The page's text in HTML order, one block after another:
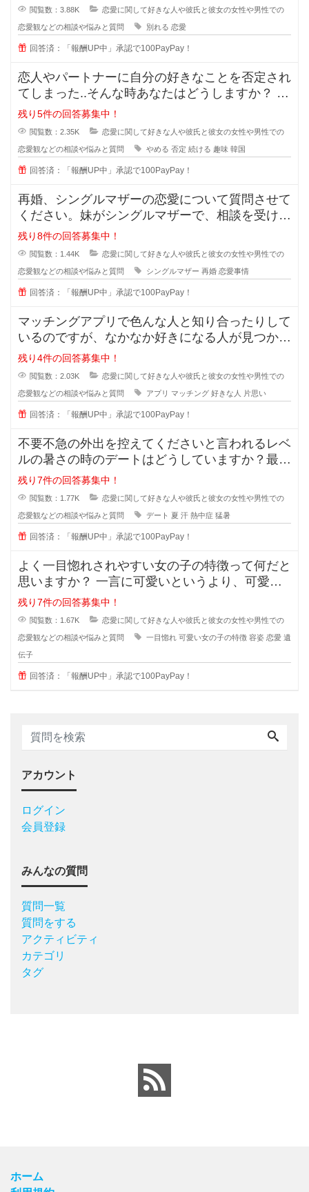
閲覧数：3.88K 恋愛に関して好きな人や彼氏と彼女の女性や男性での
恋愛観などの相談や悩みと質問 別れる 恋愛
回答済：「報酬UP中」承認で100PayPay！
恋人やパートナーに自分の好きなことを否定され
てしまった..そんな時あなたはどうしますか？ 私
は元々韓国が好きで、韓
残り5件の回答募集中！
閲覧数：2.35K 恋愛に関して好きな人や彼氏と彼女の女性や男性での
恋愛観などの相談や悩みと質問 やめる 否定 続ける 趣味 韓国
回答済：「報酬UP中」承認で100PayPay！
再婚、シングルマザーの恋愛について質問させて
ください。妹がシングルマザーで、相談を受けた
のですが私も悩んでおり、皆さんの
残り8件の回答募集中！
閲覧数：1.44K 恋愛に関して好きな人や彼氏と彼女の女性や男性での
恋愛観などの相談や悩みと質問 シングルマザー 再婚 恋愛事情
回答済：「報酬UP中」承認で100PayPay！
マッチングアプリで色んな人と知り合ったりして
いるのですが、なかなか好きになる人が見つかり
ません。 好きになる人って
残り4件の回答募集中！
閲覧数：2.03K 恋愛に関して好きな人や彼氏と彼女の女性や男性での
恋愛観などの相談や悩みと質問 アプリ マッチング 好きな人 片思い
回答済：「報酬UP中」承認で100PayPay！
不要不急の外出を控えてくださいと言われるレベ
ルの暑さの時のデートはどうしていますか？最近
の夏はとっても暑くて、一歩外に出
残り7件の回答募集中！
閲覧数：1.77K 恋愛に関して好きな人や彼氏と彼女の女性や男性での
恋愛観などの相談や悩みと質問 デート 夏 汗 熱中症 猛暑
回答済：「報酬UP中」承認で100PayPay！
よく一目惚れされやすい女の子の特徴って何だと
思いますか？ 一言に可愛いというより、可愛い
子なんていくらでもいるのに(綺麗
残り7件の回答募集中！
閲覧数：1.67K 恋愛に関して好きな人や彼氏と彼女の女性や男性での
恋愛観などの相談や悩みと質問 一目惚れ 可愛い女の子の特徴 容姿 恋愛 遺
伝子
回答済：「報酬UP中」承認で100PayPay！
アカウント
ログイン
会員登録
みんなの質問
質問一覧
質問をする
アクティビティ
カテゴリ
タグ
ホーム